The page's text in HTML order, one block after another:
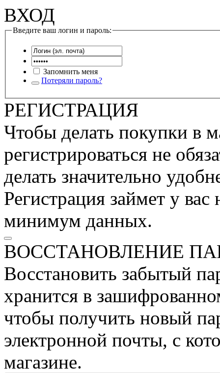
ВХОД
Введите ваш логин и пароль:
Запомнить меня
Потеряли пароль?
РЕГИСТРАЦИЯ
Чтобы делать покупки в
регистрироваться не
делать значительно
Регистрация займет у
минимум данных.
ВОССТАНОВЛЕНИЕ
Восстановить забытый
хранится в
чтобы получить новый
электронной почты, с
магазине.